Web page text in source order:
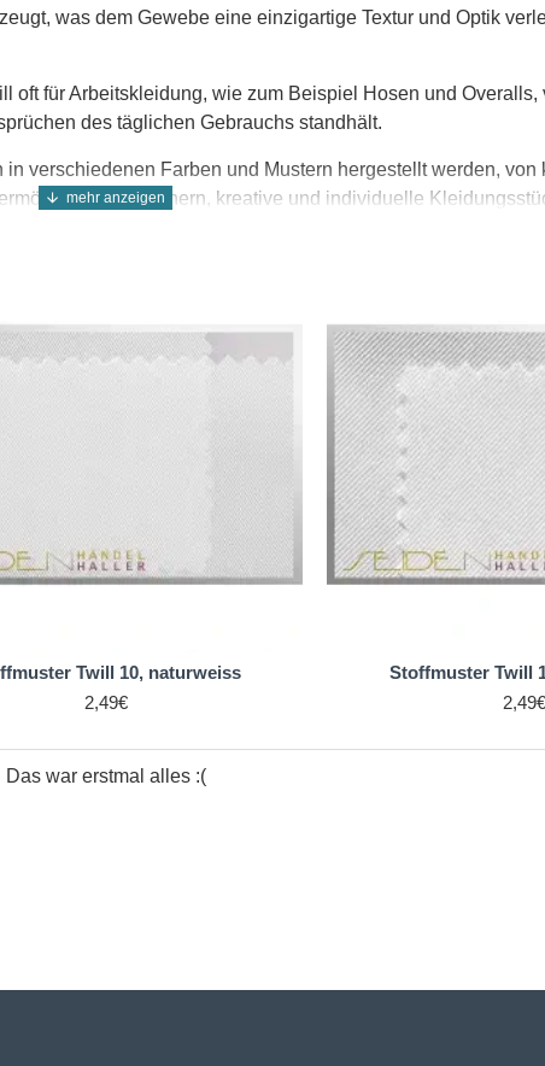
was dem Gewebe eine einzigartige Textur und Optik
oft für Arbeitskleidung, wie zum Beispiel Hosen und Overalls,
des täglichen Gebrauchs standhält.
verschiedenen Farben und Mustern hergestellt werden, von
es Designern, kreative und individuelle
Twill 10, naturweiss
2,49€
Stoffmuster Twill
2,49€
Das war erstmal alles :(